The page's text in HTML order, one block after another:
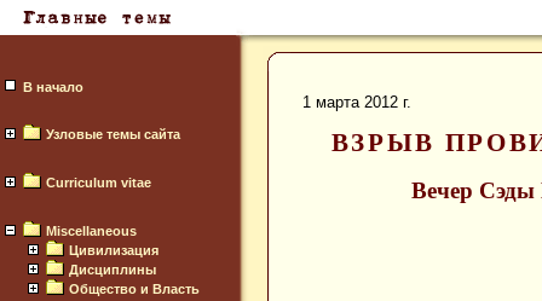
В начало
Узловые темы сайта
Curriculum vitae
Miscellaneous
Цивилизация
Дисциплины
Общество и Власть
1 марта 2012 г.
ВЗРЫВ
Вечер